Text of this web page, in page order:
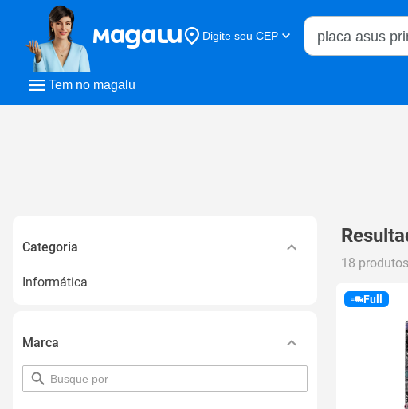
Tem no magalu
Digite seu CEP
Buscar no Magalu
Categoria
Informática
Marca
pesquisar
por
18
Full